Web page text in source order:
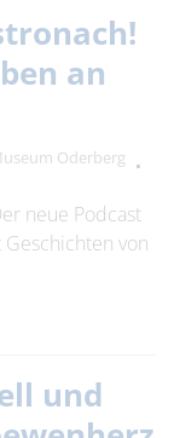
an
Oderberg
neue Podcast
von
und